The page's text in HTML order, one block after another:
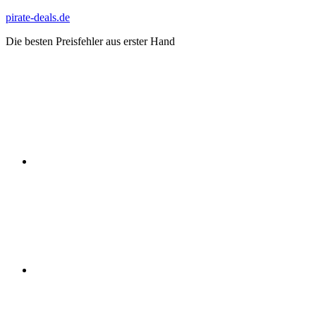
Zum
springen
pirate-deals.de
Die besten Preisfehler aus erster Hand